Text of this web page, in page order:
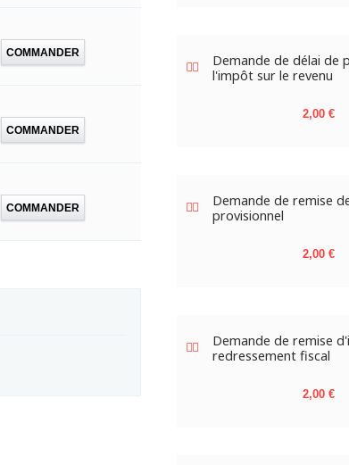
COMMANDER
COMMANDER
COMMANDER
Demande de délai de
l'impôt sur le revenu
Prix
2,00 €
Demande de remise
provisionnel
Prix
2,00 €
Demande de remise
redressement fiscal
Prix
2,00 €